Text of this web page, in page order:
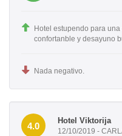
Hotel estupendo para
confortanble y desayuno
Nada negativo.
4.0
Hotel Viktorija
12/10/2019 -